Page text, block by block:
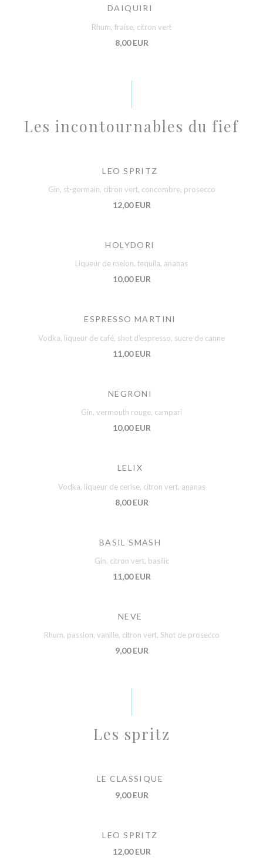
DAIQUIRI
Rhum, fraise, citron vert
8,00 EUR
Les incontournables du fief
LEO SPRITZ
Gin, st-germain, citron vert, concombre, prosecco
12,00 EUR
HOLYDORI
Liqueur de melon, tequila, ananas
10,00 EUR
ESPRESSO MARTINI
Vodka, liqueur de café, shot d’espresso, sucre de canne
11,00 EUR
NEGRONI
Gin, vermouth rouge, campari
10,00 EUR
LELIX
Vodka, liqueur de cerise, citron vert, ananas
8,00 EUR
BASIL SMASH
Gin, citron vert, basilic
11,00 EUR
NEVE
Rhum, passion, vanille, citron vert, Shot de prosecco
9,00 EUR
Les spritz
LE CLASSIQUE
9,00 EUR
LEO SPRITZ
12,00 EUR